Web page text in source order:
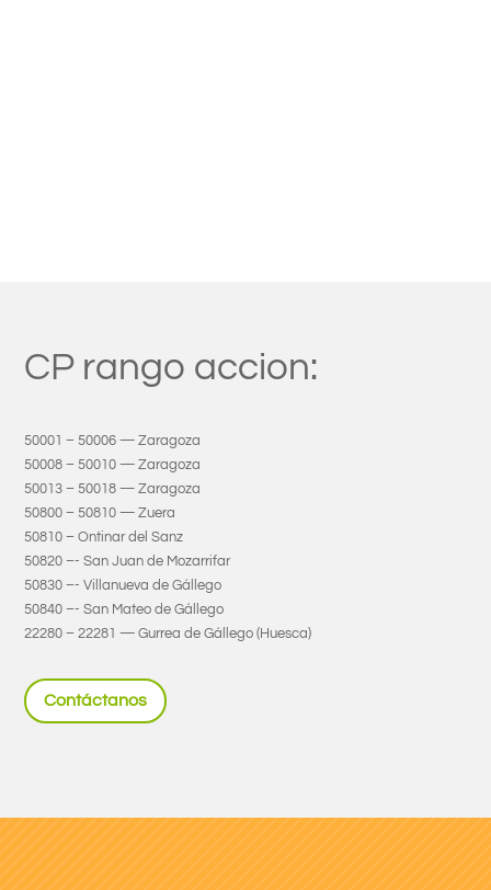
CP rango accion:
50001 – 50006 — Zaragoza
50008 – 50010 — Zaragoza
50013 – 50018 — Zaragoza
50800 – 50810 — Zuera
50810 – Ontinar del Sanz
50820 –- San Juan de Mozarrifar
50830 –- Villanueva de Gállego
50840 –- San Mateo de Gállego
22280 – 22281 — Gurrea de Gállego (Huesca)
Contáctanos